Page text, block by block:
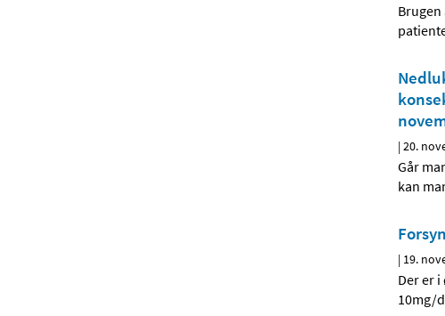
|20.
Går
kan
| 19.
Der er
10mg/